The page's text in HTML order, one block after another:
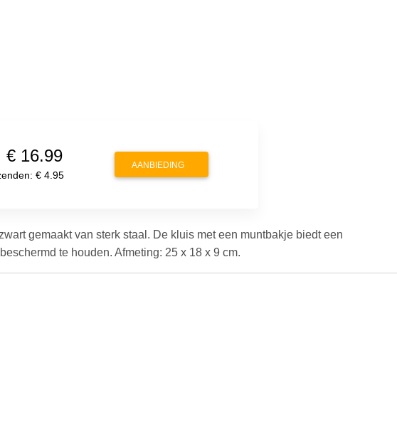
16.99
€ 4.95
AANBIEDING
gemaakt van sterk staal. De kluis met een muntbakje biedt een
te houden. Afmeting: 25 x 18 x 9 cm.